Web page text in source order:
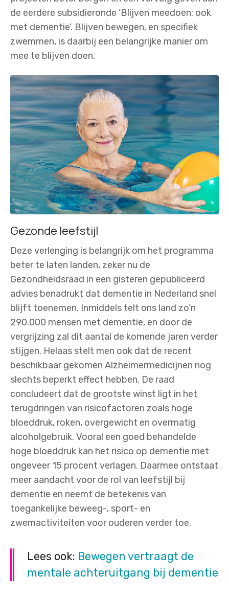
de eerdere subsidieronde ‘Blijven meedoen: ook
met dementie’. Blijven bewegen, en specifiek
zwemmen, is daarbij een belangrijke manier om
mee te blijven doen.
Gezonde leefstijl
Deze verlenging is belangrijk om het programma
beter te laten landen, zeker nu de
Gezondheidsraad in een gisteren gepubliceerd
advies benadrukt dat dementie in Nederland snel
blijft toenemen. Inmiddels telt ons land zo’n
290.000 mensen met dementie, en door de
vergrijzing zal dit aantal de komende jaren verder
stijgen. Helaas stelt men ook dat de recent
beschikbaar gekomen Alzheimermedicijnen nog
slechts beperkt effect hebben. De raad
concludeert dat de grootste winst ligt in het
terugdringen van risicofactoren zoals hoge
bloeddruk, roken, overgewicht en overmatig
alcoholgebruik. Vooral een goed behandelde
hoge bloeddruk kan het risico op dementie met
ongeveer 15 procent verlagen. Daarmee ontstaat
meer aandacht voor de rol van leefstijl bij
dementie en neemt de betekenis van
toegankelijke beweeg-, sport- en
zwemactiviteiten voor ouderen verder toe.
Lees ook: Bewegen vertraagt de
mentale achteruitgang bij dementie